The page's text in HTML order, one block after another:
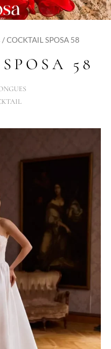
/ COCKTAIL SPOSA 58
58